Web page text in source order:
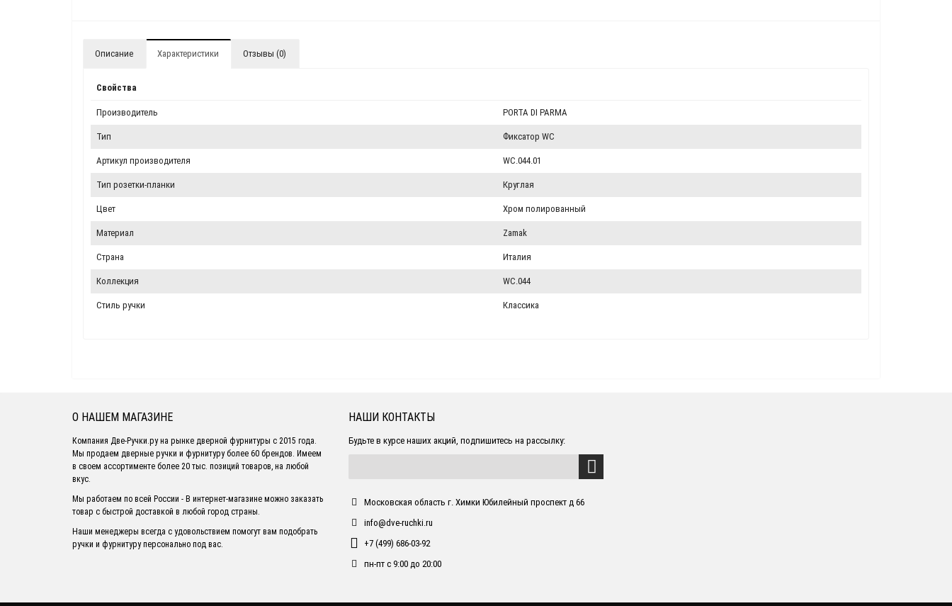
Описание Характеристики Отзывы (0)
Свойства
Производитель PORTA DI PARMA
Тип Фиксатор WC
Артикул производителя WC.044.01
Тип розетки-планки Круглая
Цвет Хром полированный
Материал Zamak
Страна Италия
Коллекция WC.044
Стиль ручки Классика
О НАШЕМ МАГАЗИНЕ
Компания Две-Ручки.ру на рынке дверной фурнитуры с 2015 года.
Мы продаем дверные ручки и фурнитуру более 60 брендов. Имеем
в своем ассортименте более 20 тыс. позиций товаров, на любой
вкус.
Мы работаем по всей России - В интернет-магазине можно заказать
товар с быстрой доставкой в любой город страны.
Наши менеджеры всегда с удовольствием помогут вам подобрать
ручки и фурнитуру персонально под вас.
НАШИ КОНТАКТЫ
Будьте в курсе наших акций, подпишитесь на рассылку:
Московская область г. Химки Юбилейный проспект д 66
info@dve-ruchki.ru
+7 (499) 686-03-92
пн-пт с 9:00 до 20:00